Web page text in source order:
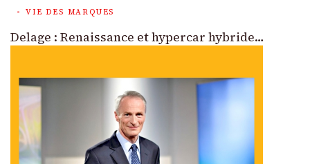
VIE DES MARQUES
Delage : Renaissance et hypercar hybride…